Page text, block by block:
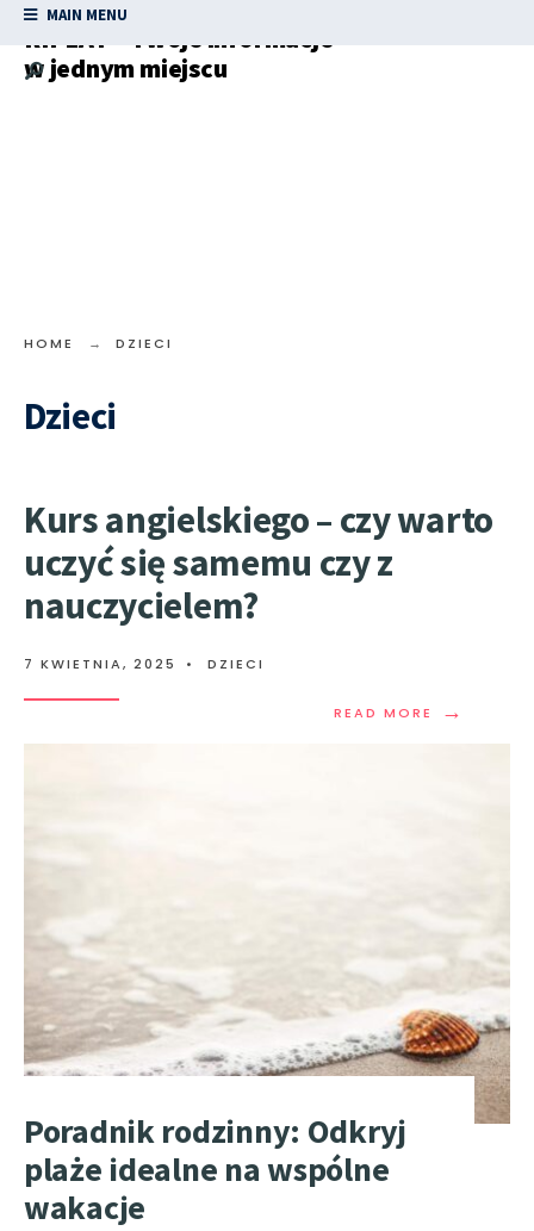
RIPLAY – Twoje informacje
w jednym miejscu
MAIN MENU
HOME DZIECI
Dzieci
Kurs angielskiego – czy warto
uczyć się samemu czy z
nauczycielem?
7 KWIETNIA, 2025 • DZIECI
READ MORE →
Poradnik rodzinny: Odkryj
plaże idealne na wspólne
wakacje